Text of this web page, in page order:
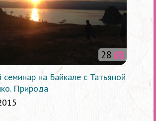
28
на Байкале с Татьяной
Природа